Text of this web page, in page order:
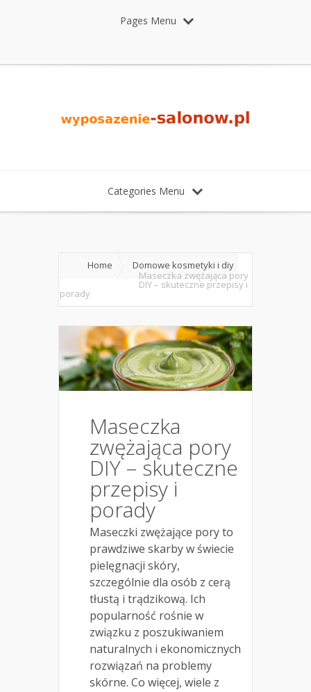
Pages Menu
Categories Menu
Home
Domowe kosmetyki i diy
Maseczka zwężająca pory
DIY – skuteczne przepisy i
porady
Maseczka
zwężająca pory
DIY – skuteczne
przepisy i
porady
Maseczki zwężające pory to
prawdziwe skarby w świecie
pielęgnacji skóry,
szczególnie dla osób z cerą
tłustą i trądzikową. Ich
popularność rośnie w
związku z poszukiwaniem
naturalnych i ekonomicznych
rozwiązań na problemy
skórne. Co więcej, wiele z